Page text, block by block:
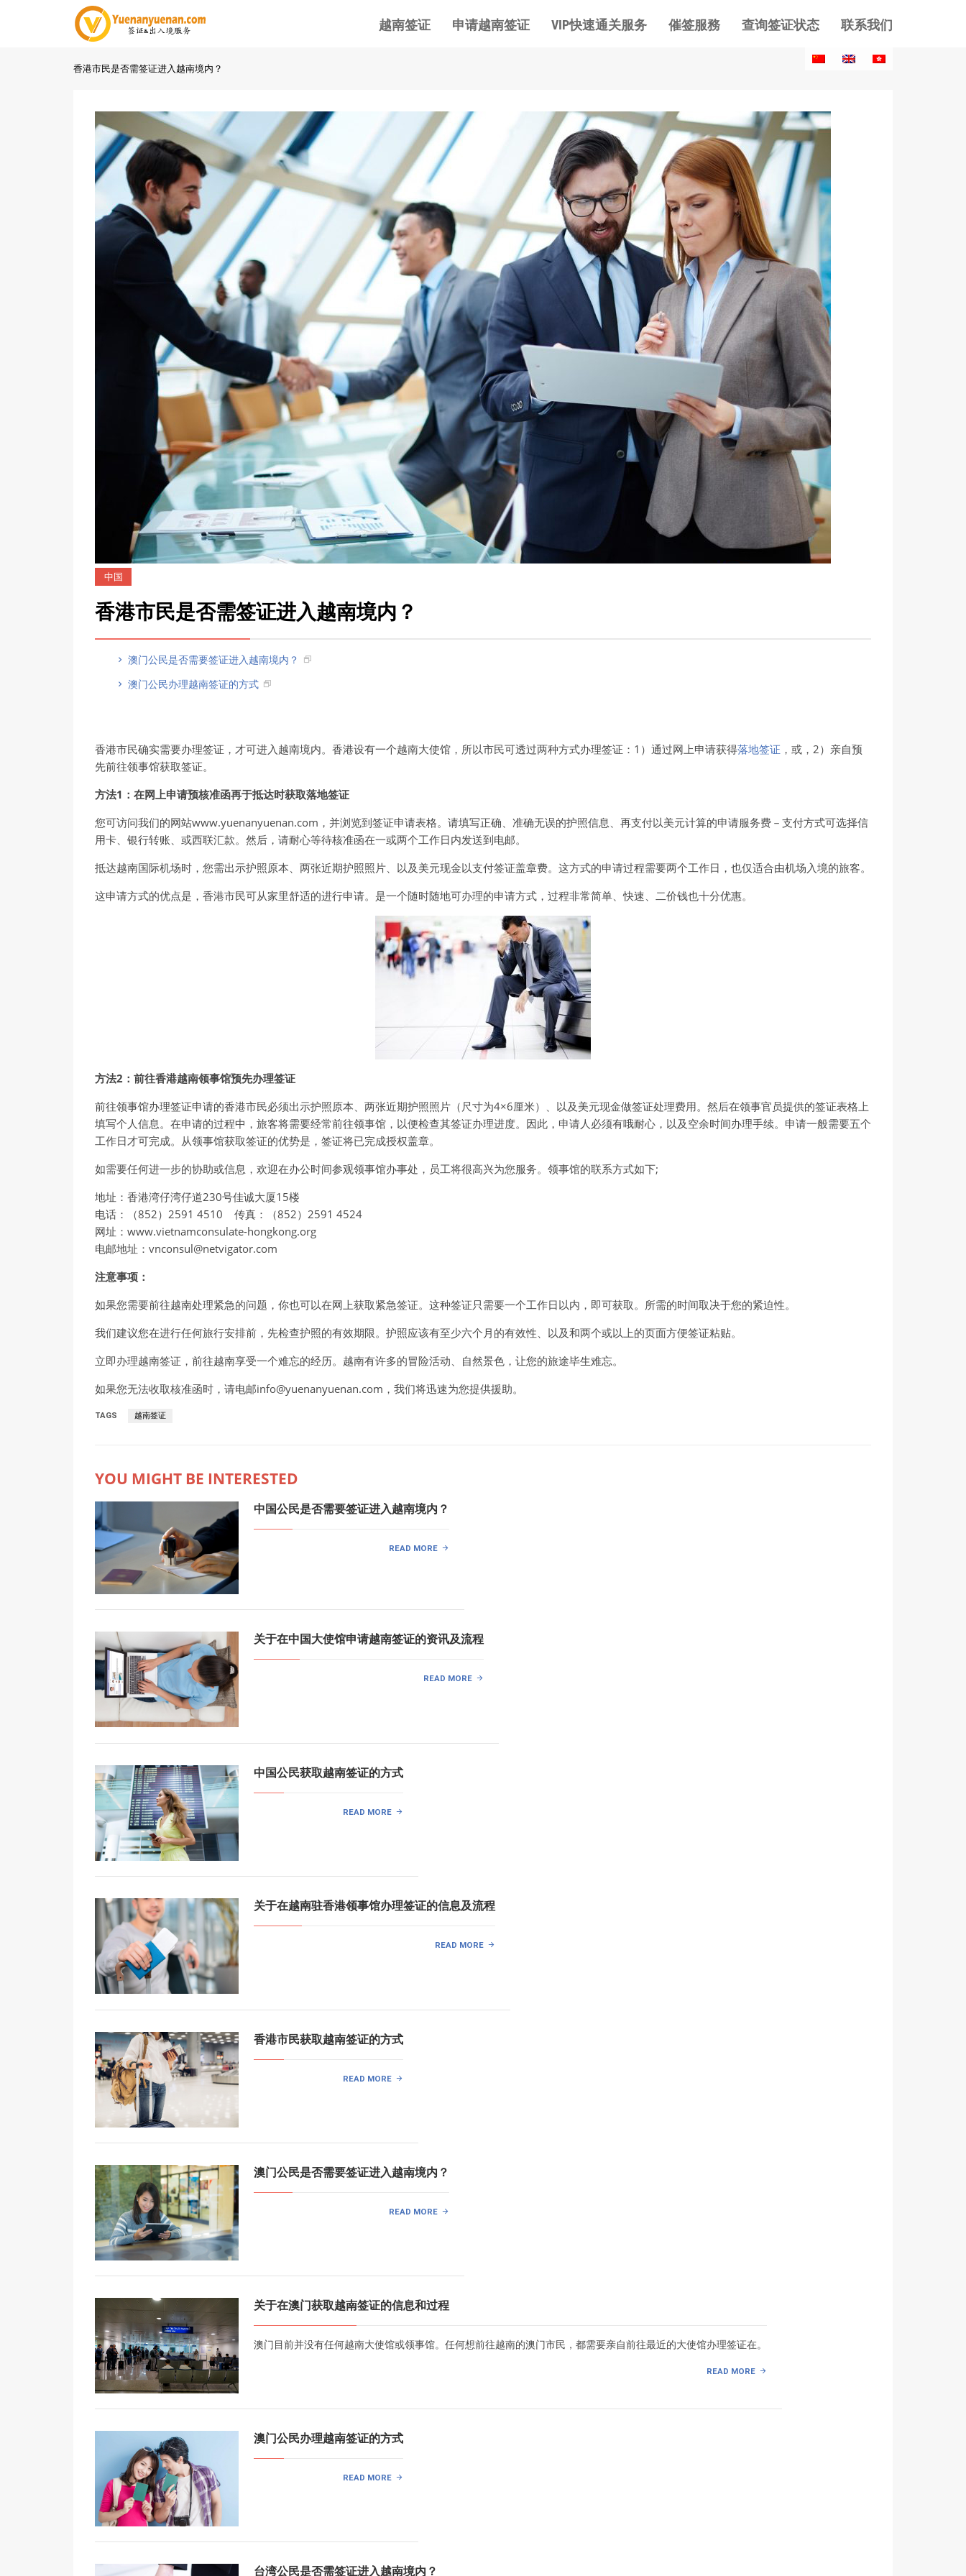
越南签证 申请越南签证 VIP快速通关服务 催签服務 查询签证状态 联系我们
香港市民是否需签证进入越南境内？
中国
香港市民是否需签证进入越南境内？
澳门公民是否需要签证进入越南境内？
澳门公民办理越南签证的方式
香港市民确实需要办理签证，才可进入越南境内。香港设有一个越南大使馆，所以市民可透过两种方式办理签证：1）通过网上申请获得落地签证 ，或，2）亲自预
先前往领事馆获取签证。
方法1：在网上申请预核准函再于抵达时获取落地签证
您可访问我们的网站www.yuenanyuenan.com，并浏览到签证申请表格。请填写正确、准确无误的护照信息、再支付以美元计算的申请服务费－支付方式可选择信
用卡、银行转账、或西联汇款。然后，请耐心等待核准函在一或两个工作日内发送到电邮。
抵达越南国际机场时，您需出示护照原本、两张近期护照照片、以及美元现金以支付签证盖章费。这方式的申请过程需要两个工作日，也仅适合由机场入境的旅客。
这申请方式的优点是，香港市民可从家里舒适的进行申请。是一个随时随地可办理的申请方式，过程非常简单、快速、二价钱也十分优惠。
方法2：前往香港越南领事馆预先办理签证
前往领事馆办理签证申请的香港市民必须出示护照原本、两张近期护照照片（尺寸为4×6厘米）、以及美元现金做签证处理费用。然后在领事官员提供的签证表格上
填写个人信息。在申请的过程中，旅客将需要经常前往领事馆，以便检查其签证办理进度。因此，申请人必须有哦耐心，以及空余时间办理手续。申请一般需要五个
工作日才可完成。从领事馆获取签证的优势是，签证将已完成授权盖章。
如需要任何进一步的协助或信息，欢迎在办公时间参观领事馆办事处，员工将很高兴为您服务。领事馆的联系方式如下;
地址：香港湾仔湾仔道230号佳诚大厦15楼
电话：（852）2591 4510 传真：（852）2591 4524
网址：www.vietnamconsulate-hongkong.org
电邮地址：vnconsul@netvigator.com
注意事项：
如果您需要前往越南处理紧急的问题，你也可以在网上获取紧急签证。这种签证只需要一个工作日以内，即可获取。所需的时间取决于您的紧迫性。
我们建议您在进行任何旅行安排前，先检查护照的有效期限。护照应该有至少六个月的有效性、以及和两个或以上的页面方便签证粘贴。
立即办理越南签证，前往越南享受一个难忘的经历。越南有许多的冒险活动、自然景色，让您的旅途毕生难忘。
如果您无法收取核准函时，请电邮info@yuenanyuenan.com，我们将迅速为您提供援助。
TAGS 越南签证
YOU MIGHT BE INTERESTED
中国公民是否需要签证进入越南境内？
READ MORE
关于在中国大使馆申请越南签证的资讯及流程
READ MORE
中国公民获取越南签证的方式
READ MORE
关于在越南驻香港领事馆办理签证的信息及流程
READ MORE
香港市民获取越南签证的方式
READ MORE
澳门公民是否需要签证进入越南境内？
READ MORE
关于在澳门获取越南签证的信息和过程
澳门目前并没有任何越南大使馆或领事馆。任何想前往越南的澳门市民，都需要亲自前往最近的大使馆办理签证在。
READ MORE
澳门公民办理越南签证的方式
READ MORE
台湾公民是否需签证进入越南境内？